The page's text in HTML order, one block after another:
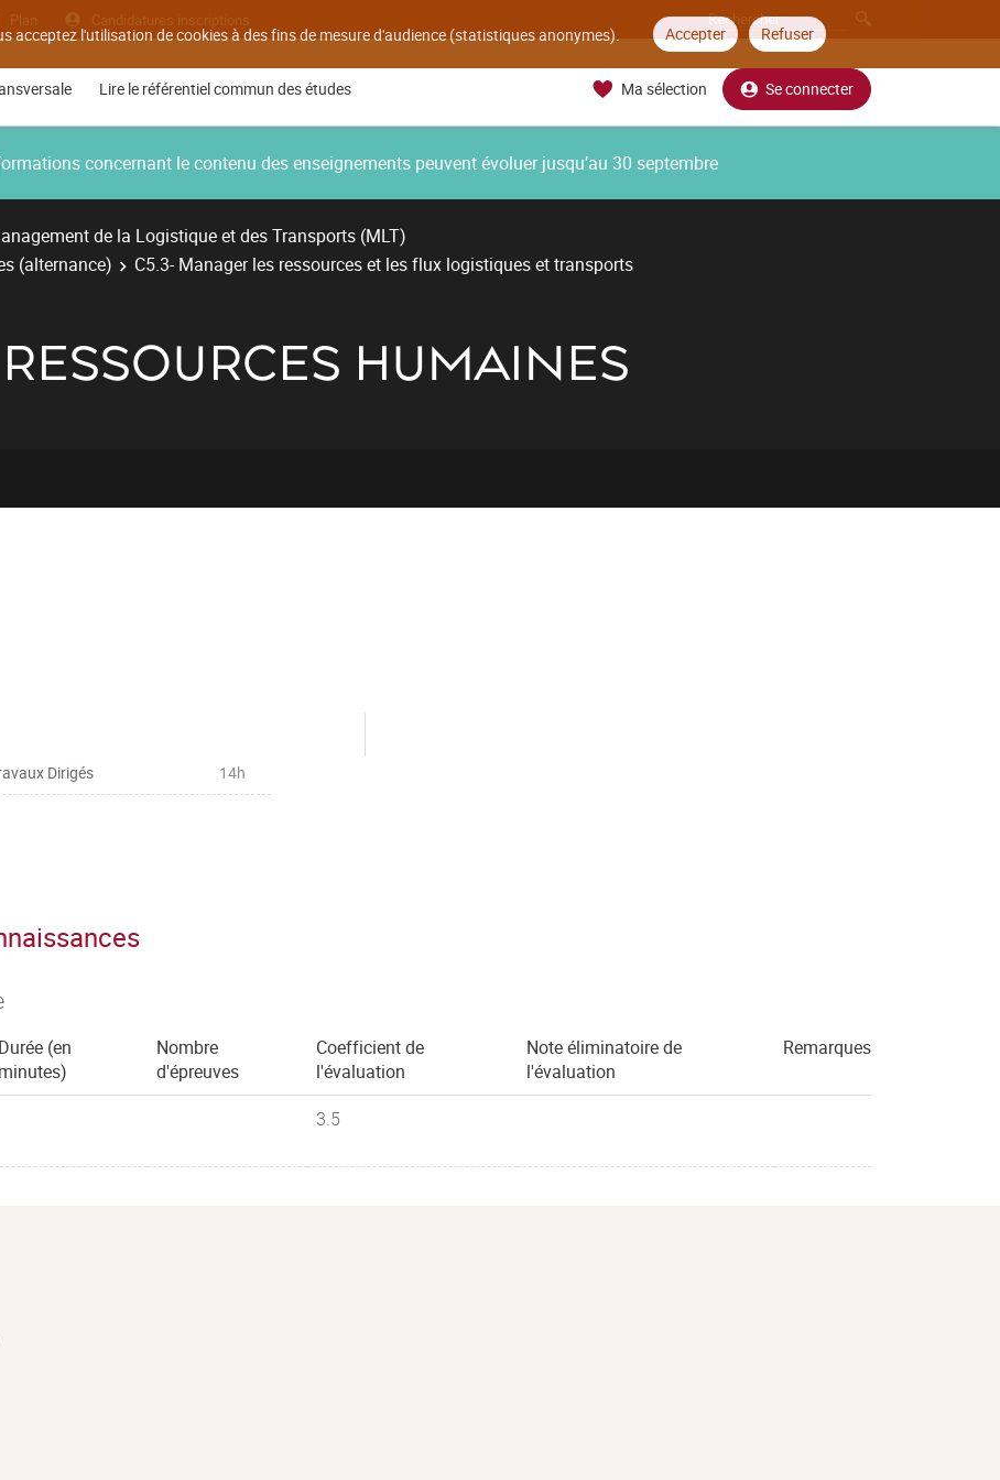
acceptez l'utilisation de cookies à des fins de mesure d'audience (statistiques anonymes). Accepter Refuser
Plan Candidatures inscriptions
Lire le référentiel commun des études Ma sélection Se connecter
concernant le contenu des enseignements peuvent évoluer jusqu’au 30 septembre
de la Logistique et des Transports (MLT)
(alternance)
C5.3- Manager les ressources et les flux logistiques et transports
HUMAINES
Dirigés 14h
Durée (en
minutes)
Nombre
d'épreuves
Coefficient de
l'évaluation
Note éliminatoire de
l'évaluation
Remarques
3.5